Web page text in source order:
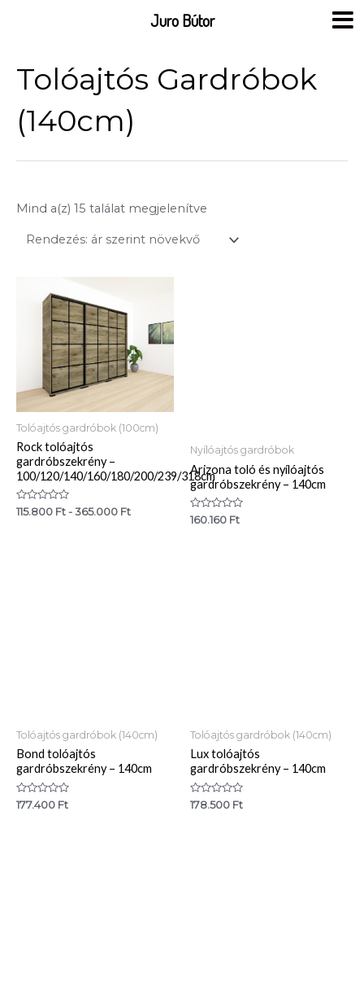
Tolóajtós Gardróbok
(140cm)
Mind a(z) 15 találat megjelenítve
price:
low
to
Tolóajtós gardróbok (100cm)
Rock tolóajtós
gardróbszekrény –
100/120/140/160/180/200/239/318cm
Értékelés:
0
115.800 Ft-365.000 Ft
Nyílóajtós gardróbok
Arizona toló és nyílóajtós
gardróbszekrény – 140cm
Értékelés:
0
160.160 Ft
Tolóajtós gardróbok (140cm)
Bond tolóajtós
gardróbszekrény – 140cm
Értékelés:
0
177.400 Ft
Tolóajtós gardróbok (140cm)
Lux tolóajtós
gardróbszekrény – 140cm
Értékelés:
0
178.500 Ft
Juro Bútor